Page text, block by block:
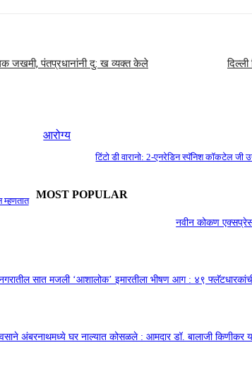
जखमी, पंतप्रधानांनी दु: ख व्यक्त केले
आरोग्य
टिंटो डी वारानो: 2-एनरेडिन स्पॅनिश कॉकटेल जी
MOST POPULAR
नवीन कोकण
सात मजली ‘आशालोक’ इमारतीला भीषण आग : ४९
अंबरनाथमध्ये घर नाल्यात कोसळले : आमदार डॉ. बालाजी किणीकर